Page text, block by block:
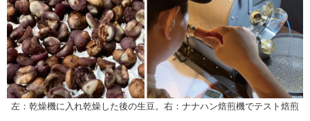
左：乾燥機に入れ乾燥した後の生豆。右：ナナハン焙煎機でテスト焙煎